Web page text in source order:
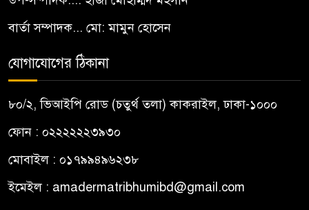
বার্তা সম্পাদক... মো: মামুন হোসেন
যোগাযোগের ঠিকানা
৮০/২, ভিআইপি রোড (চতুর্থ তলা) কাকরাইল, ঢাকা-১০০০
ফোন : ০২২২২২২৩৯৩০
মোবাইল : ০১৭৯৯৪৯৬২৩৮
ইমেইল : amadermatribhumibd@gmail.com